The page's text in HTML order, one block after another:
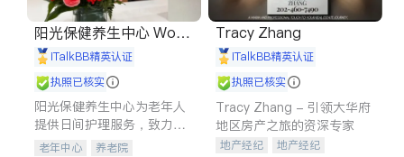
阳光保健养生中心 World
shine
iTalkBB精英认证
执照已核实
阳光保健养生中心为老年人
提供日间护理服务，致力于
通过持续的护理创新来有效
老年中心 养老院
Tracy Zhang
iTalkBB精英认证
执照已核实
Tracy Zhang - 引领大华府
地区房产之旅的资深专家
地产经纪
地产经纪